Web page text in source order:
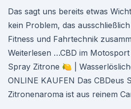
Das sagt uns bereits etwas
kein Problem, das
Fitness und Fahrtechnik
Weiterlesen …CBD im Motosport
Spray Zitrone 🍋 |
ONLINE KAUFEN Das CBDeus
Zitronenaroma ist aus reinem